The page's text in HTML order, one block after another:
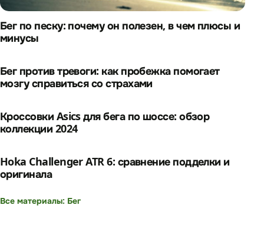
Бег по песку: почему он полезен, в чем плюсы и
минусы
Бег против тревоги: как пробежка помогает
мозгу справиться со страхами
Кроссовки Asics для бега по шоссе: обзор
коллекции 2024
Hoka Challenger ATR 6: сравнение подделки и
оригинала
Все материалы: Бег